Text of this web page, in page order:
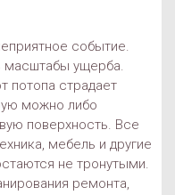
событие.
масштабы ущерба.
потопа страдает
можно либо
поверхность. Все
мебель и другие
не тронутыми.
ремонта,